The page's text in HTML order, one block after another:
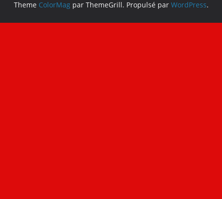
Theme ColorMagpar ThemeGrill. Propulsé par WordPress.